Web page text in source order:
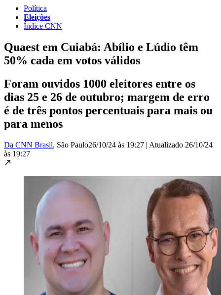
Política
Eleições
Índice CNN
Quaest em Cuiabá: Abílio e Lúdio têm
50% cada em votos válidos
Foram ouvidos 1000 eleitores entre os
dias 25 e 26 de outubro; margem de erro
é de três pontos percentuais para mais ou
para menos
Da CNN Brasil, São Paulo26/10/24 às 19:27 | Atualizado 26/10/24
às 19:27